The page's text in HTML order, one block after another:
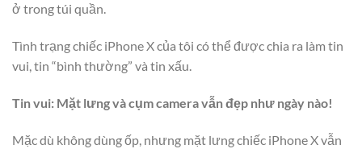
ở trong túi quần.
Tình trạng chiếc iPhone X của tôi có thể được chia ra làm tin
vui, tin “bình thường” và tin xấu.
Tin vui: Mặt lưng và cụm camera vẫn đẹp như ngày nào!
Mặc dù không dùng ốp, nhưng mặt lưng chiếc iPhone X vẫn